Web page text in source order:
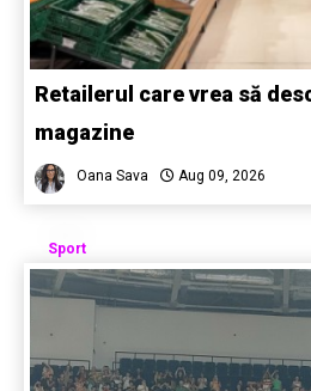
Retailerul care vrea să
magazine
Oana Sava Aug 09, 2026
Sport